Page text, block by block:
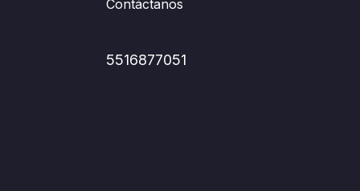
Contáctanos
5516877051